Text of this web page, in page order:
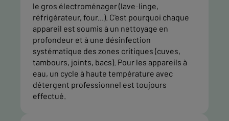
le gros électroménager (lave-linge,
réfrigérateur, four...). C'est pourquoi chaque
appareil est soumis à un nettoyage en
profondeur et à une désinfection
systématique des zones critiques (cuves,
tambours, joints, bacs). Pour les appareils à
eau, un cycle à haute température avec
détergent professionnel est toujours
effectué.